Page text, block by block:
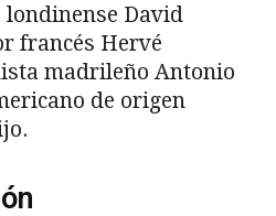
David
francés Hervé
madrileño Antonio
de origen